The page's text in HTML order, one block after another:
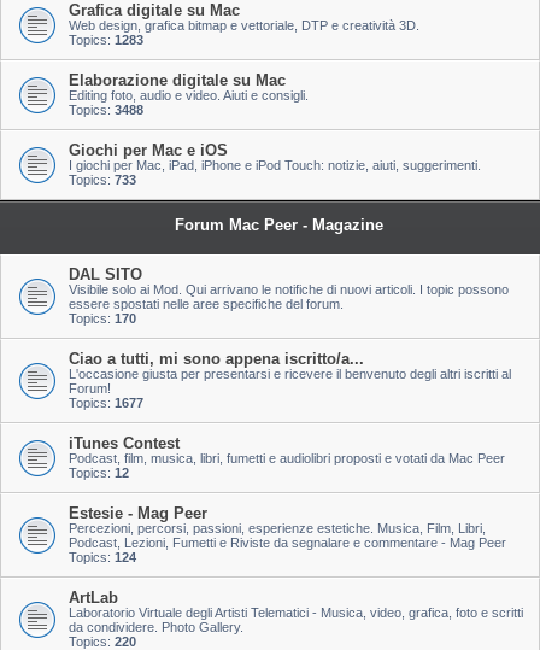
Grafica digitale su Mac
Web design, grafica bitmap e vettoriale, DTP e creatività 3D.
Topics: 1283
Elaborazione digitale su Mac
Editing foto, audio e video. Aiuti e consigli.
Topics: 3488
Giochi per Mac e iOS
I giochi per Mac, iPad, iPhone e iPod Touch: notizie, aiuti, suggerimenti.
Topics: 733
Forum Mac Peer - Magazine
DAL SITO
Visibile solo ai Mod. Qui arrivano le notifiche di nuovi articoli. I topic possono
essere spostati nelle aree specifiche del forum.
Topics: 170
Ciao a tutti, mi sono appena iscritto/a...
L'occasione giusta per presentarsi e ricevere il benvenuto degli altri iscritti al
Forum!
Topics: 1677
iTunes Contest
Podcast, film, musica, libri, fumetti e audiolibri proposti e votati da Mac Peer
Topics: 12
Estesie - Mag Peer
Percezioni, percorsi, passioni, esperienze estetiche. Musica, Film, Libri,
Podcast, Lezioni, Fumetti e Riviste da segnalare e commentare - Mag Peer
Topics: 124
ArtLab
Laboratorio Virtuale degli Artisti Telematici - Musica, video, grafica, foto e scritti
da condividere. Photo Gallery.
Topics: 220